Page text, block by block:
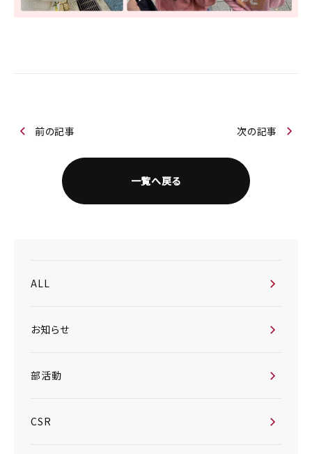
前の記事
一覧へ戻る
次の記事
ALL
お知らせ
部活動
CSR